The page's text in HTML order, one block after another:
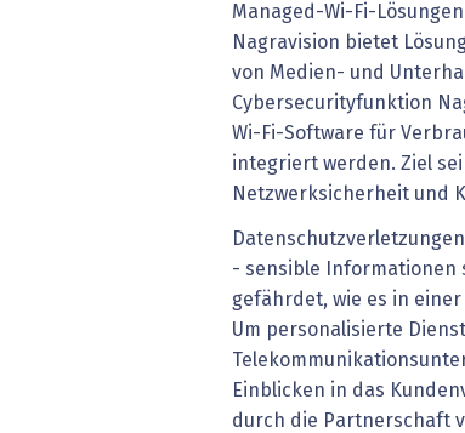
Managed-Wi-Fi-
Nagravision bietet
von Medien- und
Cybersecurityfunktion
Wi-Fi-Software für
integriert werden. Ziel
Netzwerksicherheit und
- sensible Informationen
gefährdet, wie es in
Um personalisierte
Einblicken in das
durch die Partnerschaft